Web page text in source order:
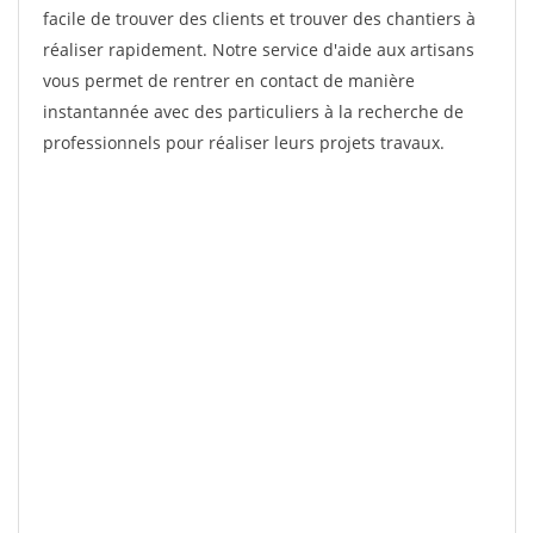
facile de trouver des clients et trouver des chantiers à
réaliser rapidement. Notre service d'aide aux artisans
vous permet de rentrer en contact de manière
instantannée avec des particuliers à la recherche de
professionnels pour réaliser leurs projets travaux.